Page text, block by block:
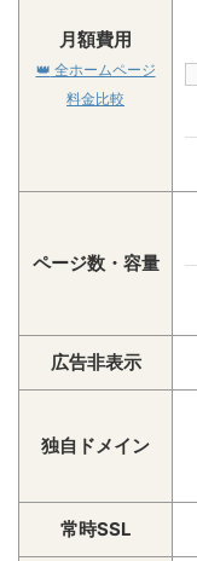
月額費用
👑 全ホームページ
料金比較
ページ数・容量
広告非表示
独自ドメイン
常時SSL